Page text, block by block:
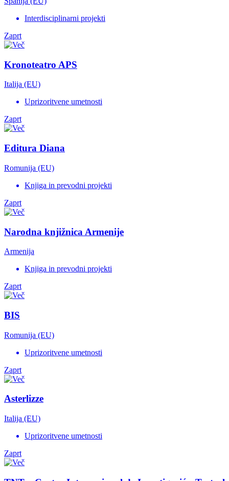
Interdisciplinarni projekti
Zaprt
Kronoteatro APS
Italija (EU)
Uprizoritvene umetnosti
Zaprt
Editura Diana
Romunija (EU)
Knjiga in prevodni projekti
Zaprt
Narodna knjižnica Armenije
Armenija
Knjiga in prevodni projekti
Zaprt
BIS
Romunija (EU)
Uprizoritvene umetnosti
Zaprt
Asterlizze
Italija (EU)
Uprizoritvene umetnosti
Zaprt